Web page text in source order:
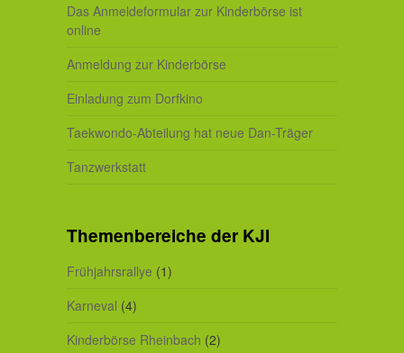
Das Anmeldeformular zur Kinderbörse ist
online
Anmeldung zur Kinderbörse
Einladung zum Dorfkino
Taekwondo-Abteilung hat neue Dan-Träger
Tanzwerkstatt
Themenbereiche der KJI
Frühjahrsrallye (1)
Karneval (4)
Kinderbörse Rheinbach (2)